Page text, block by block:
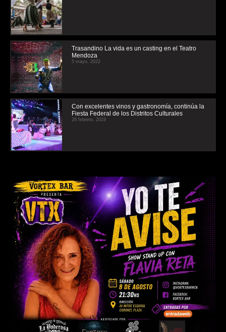
Trasandino La vida es un casting en el Teatro
Mendoza
5 mayo, 2022
Con excelentes vinos y gastronomía, continúa la
Fiesta Federal de los Distritos Culturales
28 febrero, 2019